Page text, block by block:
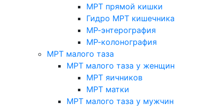
МРТ прямой кишки
Гидро МРТ кишечника
МР-энтерография
МР-колонография
МРТ малого таза
МРТ малого таза у женщин
МРТ яичников
МРТ матки
МРТ малого таза у мужчин